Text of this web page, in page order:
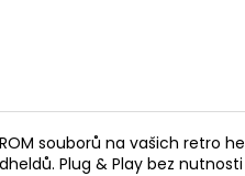
souborů na vašich
Plug & Play bez